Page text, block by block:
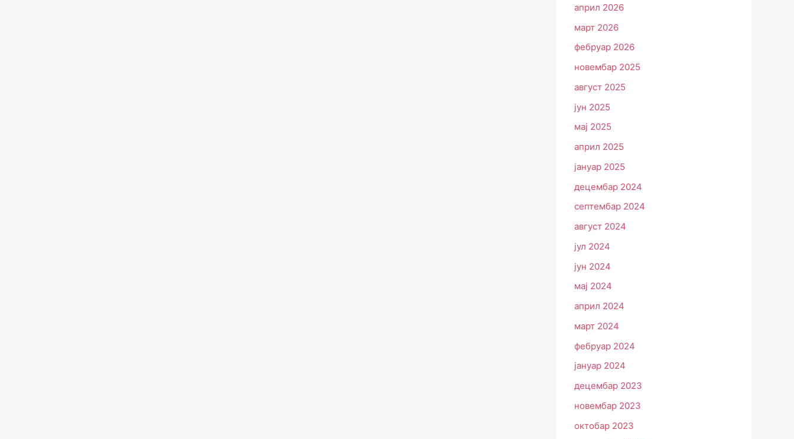
април 2026
март 2026
фебруар 2026
новембар 2025
август 2025
јун 2025
мај 2025
април 2025
јануар 2025
децембар 2024
септембар 2024
август 2024
јул 2024
јун 2024
мај 2024
април 2024
март 2024
фебруар 2024
јануар 2024
децембар 2023
новембар 2023
октобар 2023